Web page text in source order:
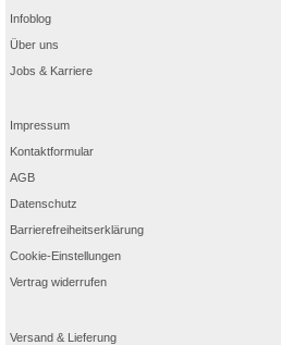
Infoblog
Über uns
Jobs & Karriere
Impressum
Kontaktformular
AGB
Datenschutz
Barrierefreiheitserklärung
Cookie-Einstellungen
Vertrag widerrufen
Versand & Lieferung